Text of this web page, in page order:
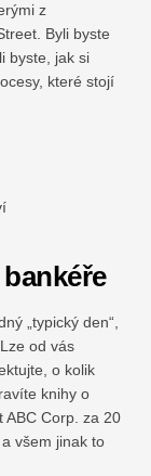
z
Byli byste
byste, jak si
které stojí
„typický den“,
od vás
o kolik
knihy o
ABC Corp. za 20
všem jinak to